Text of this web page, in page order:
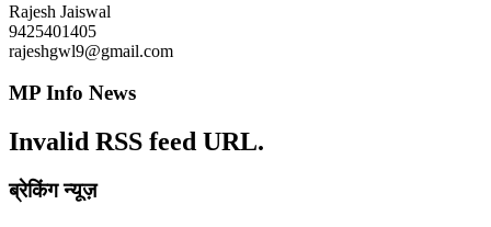
Rajesh Jaiswal
9425401405
rajeshgwl9@gmail.com
MP Info News
Invalid RSS feed URL.
ब्रेकिंग न्यूज़